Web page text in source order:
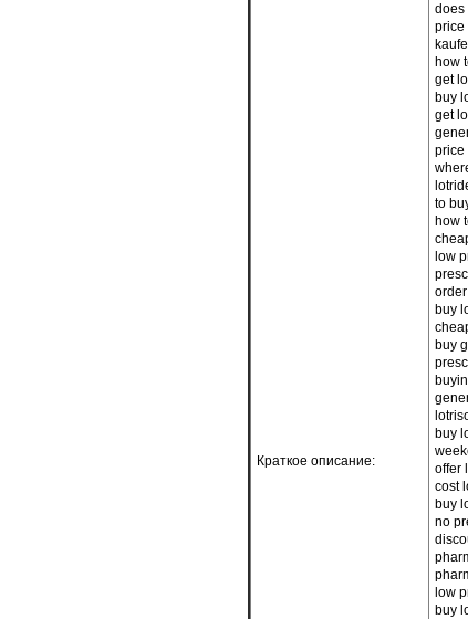
Краткое описание:
does
price
how
get
buy
get
price
to
how
low
buy
buy
buy
offer
cost
buy
no
low
buy